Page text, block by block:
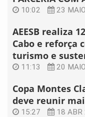
10:02 23
AEESB realiza
Cabo e reforça
turismo e
11:13 20
Copa Montes
deve reunir
15:27 18